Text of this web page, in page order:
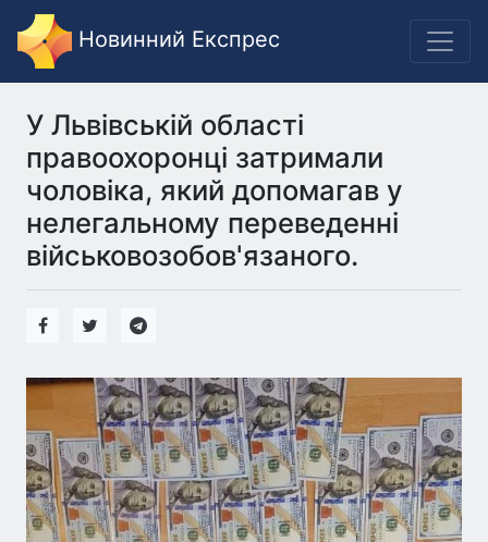
Новинний Експрес
У Львівській області
правоохоронці затримали
чоловіка, який допомагав у
нелегальному переведенні
військовозобов'язаного.